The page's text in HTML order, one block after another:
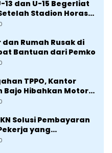
13 dan U-15 Begerliat
Stadion Horas
Kota
Rumah Rusak di
Bantuan dari Pemko
TPPO, Kantor
Bajo Hibahkan Motor
Desa di
Solusi Pembayaran
yang
Tetap